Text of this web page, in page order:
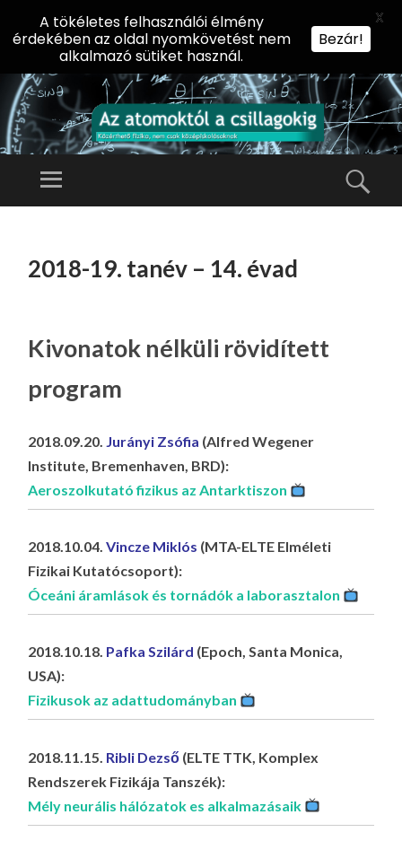
AZ
KT
A
G
O
KI
Előadássorozat
Természettudományi
Menü
TARTALOMHOZ
2018-19. tanév – 14. évad
Kivonatok nélküli rövidített
program
2018.09.20. Jurányi Zsófia (Alfred Wegener
Institute, Bremenhaven, BRD):
Aeroszolkutató fizikus az Antarktiszon
2018.10.04.Vincze Miklós (MTA-ELTE Elméleti
Fizikai Kutatócsoport):
Óceáni áramlások és tornádók a laborasztalon
2018.10.18. Pafka Szilárd (Epoch, Santa Monica,
USA):
Fizikusok az adattudományban
2018.11.15. Ribli Dezső (ELTE TTK, Komplex
Rendszerek Fizikája Tanszék):
Mély neurális hálózatok es alkalmazásaik
A tökéletes felhasználói élmény
érdekében az oldal nyomkövetést nem
alkalmazó sütiket használ.
Bezár!
X